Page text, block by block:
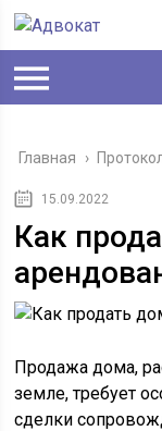
Главная ›
15.09.2022
Как
Продажа дома,
земле, требует
сделки